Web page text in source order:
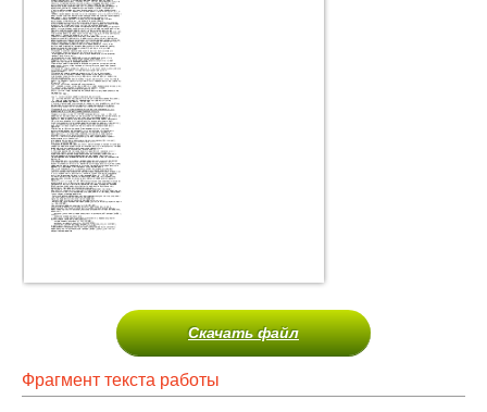
Скачать файл
Фрагмент текста работы